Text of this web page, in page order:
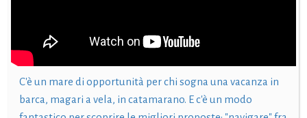
C'è un mare di opportunità per chi sogna una vacanza in
barca, magari a vela, in catamarano. E c'è un modo